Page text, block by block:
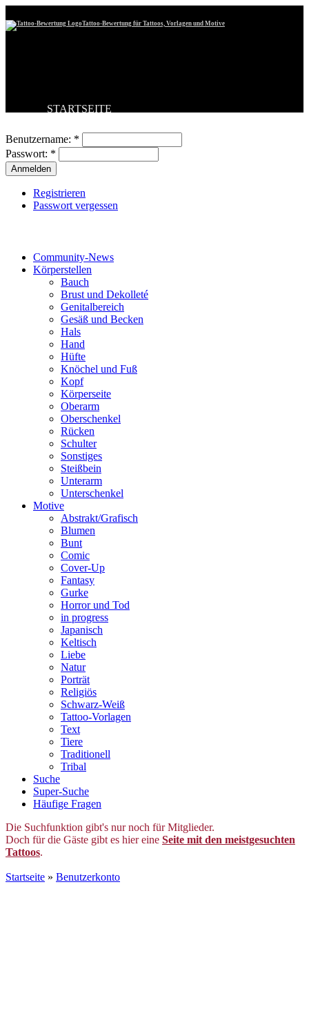
Tattoo-Bewertung für Tattoos, Vorlagen und Motive
STARTSEITE
BESTE TATTOOS
NEUESTE TATTOOS
KOMMENTARE
FORUM
Benutzername: *
Passwort: *
Registrieren
Passwort vergessen
Community-News
Körperstellen
Bauch
Brust und Dekolleté
Genitalbereich
Gesäß und Becken
Hals
Hand
Hüfte
Knöchel und Fuß
Kopf
Körperseite
Oberarm
Oberschenkel
Rücken
Schulter
Sonstiges
Steißbein
Unterarm
Unterschenkel
Motive
Abstrakt/Grafisch
Blumen
Bunt
Comic
Cover-Up
Fantasy
Gurke
Horror und Tod
in progress
Japanisch
Keltisch
Liebe
Natur
Porträt
Religiös
Schwarz-Weiß
Tattoo-Vorlagen
Text
Tiere
Traditionell
Tribal
Suche
Super-Suche
Häufige Fragen
Die Suchfunktion gibt's nur noch für Mitglieder.
Doch für die Gäste gibt es hier eine Seite mit den meistgesuchten
Tattoos.
Startseite » Benutzerkonto